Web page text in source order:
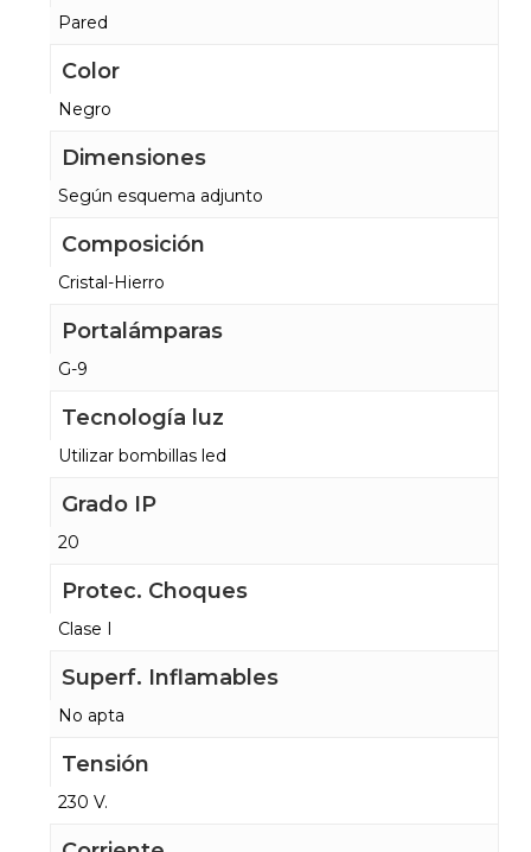
Pared
Color
Negro
Dimensiones
Según esquema adjunto
Composición
Cristal-Hierro
Portalámparas
G-9
Tecnología luz
Utilizar bombillas led
Grado IP
20
Protec. Choques
Clase I
Superf. Inflamables
No apta
Tensión
230 V.